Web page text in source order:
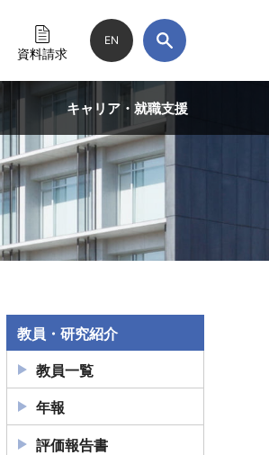
資料請求
EN
キャリア・就職支援
教員・研究紹介
教員一覧
年報
評価報告書